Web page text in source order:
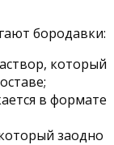
бородавки:
который
в формате
заодно